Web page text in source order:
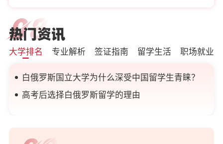
大学排名 专业解析 签证指南 留学生活 职场就业
白俄罗斯国立大学为什么深受中国留学生青睐？
高考后选择白俄罗斯留学的理由